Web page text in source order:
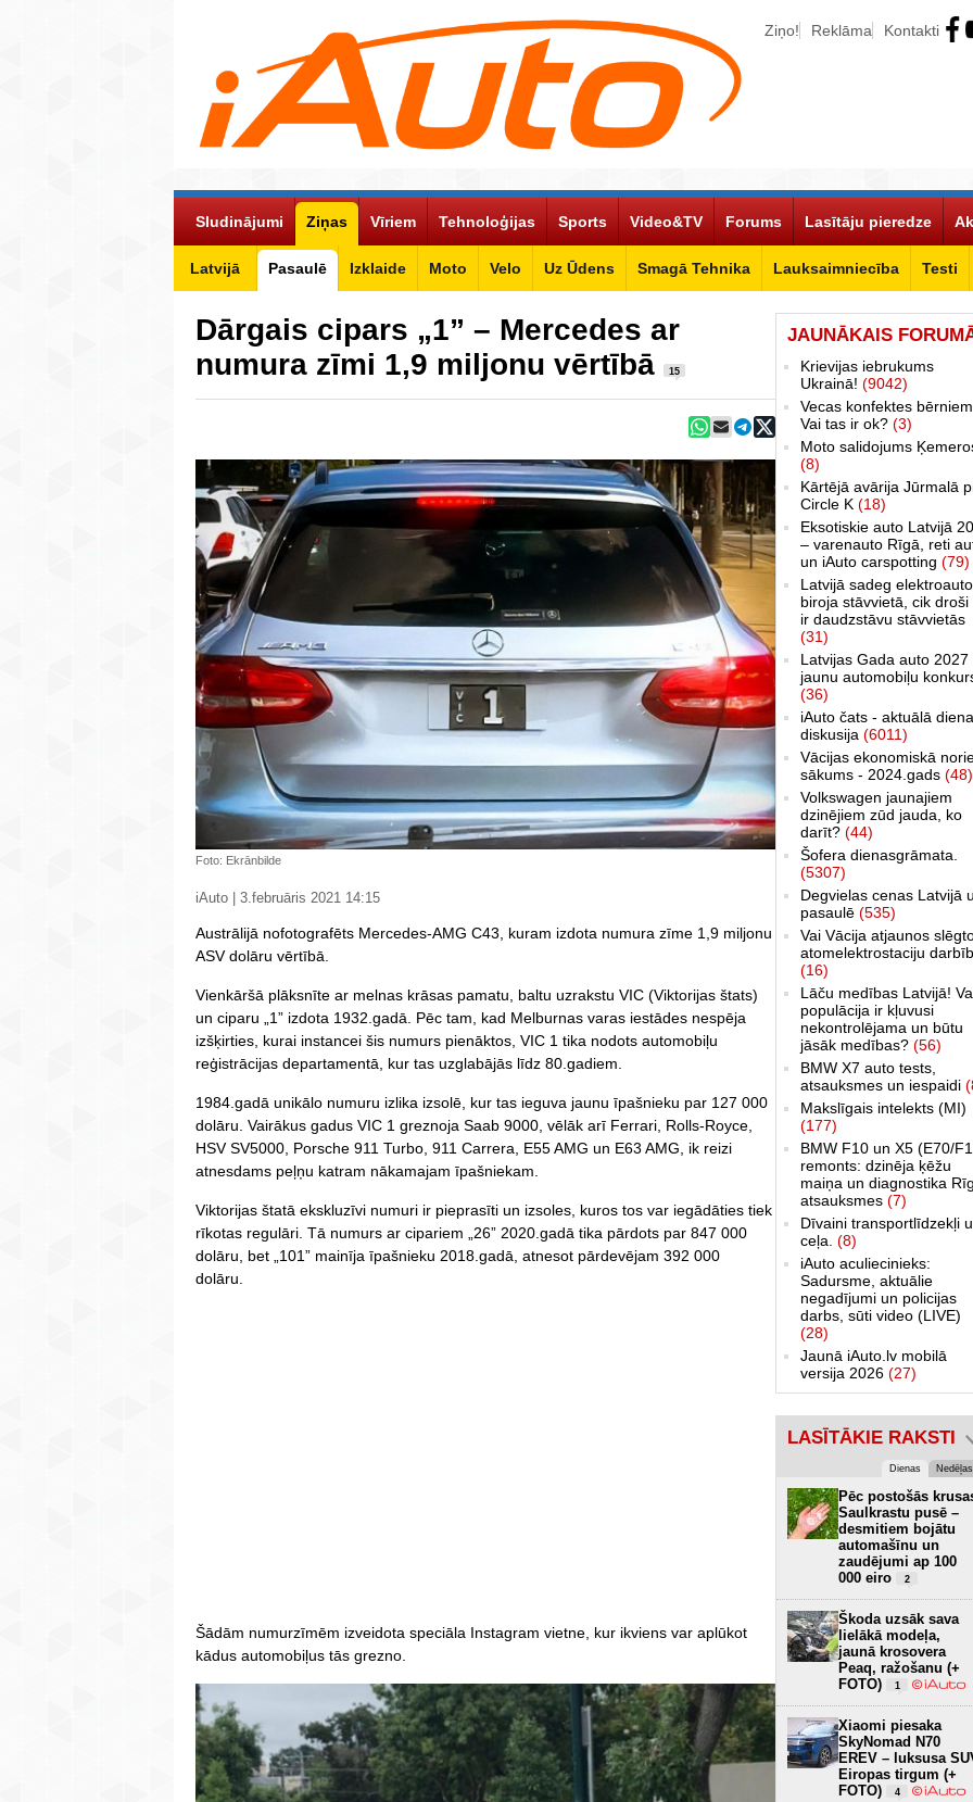
Ziņo! Reklāma Kontakti
Sludinājumi Ziņas
Latvijā Pasaulē Izklaide Moto Velo Uz Ūdens Smagā Tehnika Lauksaimniecība Testi
Vīriem Tehnoloģijas Sports Video&TV Forums Lasītāju pieredze
Dārgais cipars „1” – Mercedes ar
numura zīmi 1,9 miljonu vērtībā
15
Foto: Ekrānbilde
iAuto | 3.februāris 2021 14:15
Austrālijā nofotografēts Mercedes-AMG C43, kuram izdota numura zīme 1,9 miljonu
ASV dolāru vērtībā.
Vienkāršā plāksnīte ar melnas krāsas pamatu, baltu uzrakstu VIC (Viktorijas štats)
un ciparu „1” izdota 1932.gadā. Pēc tam, kad Melburnas varas iestādes nespēja
izšķirties, kurai instancei šis numurs pienāktos, VIC 1 tika nodots automobiļu
reģistrācijas departamentā, kur tas uzglabājās līdz 80.gadiem.
1984.gadā unikālo numuru izlika izsolē, kur tas ieguva jaunu īpašnieku par 127 000
dolāru. Vairākus gadus VIC 1 greznoja Saab 9000, vēlāk arī Ferrari, Rolls-Royce,
HSV SV5000, Porsche 911 Turbo, 911 Carrera, E55 AMG un E63 AMG, ik reizi
atnesdams peļņu katram nākamajam īpašniekam.
Viktorijas štatā ekskluzīvi numuri ir pieprasīti un izsoles, kuros tos var iegādāties tiek
rīkotas regulāri. Tā numurs ar cipariem „26” 2020.gadā tika pārdots par 847 000
dolāru, bet „101” mainīja īpašnieku 2018.gadā, atnesot pārdevējam 392 000
dolāru.
Šādām numurzīmēm izveidota speciāla Instagram vietne, kur ikviens var aplūkot
kādus automobiļus tās grezno.
JAUNĀKAIS
Krievijas iebrukums
Ukrainā! (9042)
Vecas konfektes
Vai tas ir ok? (3)
Moto salidojums
(8)
Kārtējā avārija Jūrmalā
Circle K (18)
Eksotiskie auto Latvijā
– varenauto Rīgā, reti
un iAuto carspotting (79)
Latvijā sadeg elektroauto
biroja stāvvietā, cik droši
ir daudzstāvu stāvvietās
(31)
Latvijas Gada auto 2027
jaunu automobiļu
(36)
iAuto čats - aktuālā
diskusija (6011)
Vācijas ekonomiskā
sākums - 2024.gads (48)
Volkswagen jaunajiem
dzinējiem zūd jauda, ko
darīt? (44)
Šofera dienasgrāmata.
(5307)
Degvielas cenas Latvijā
pasaulē (535)
Vai Vācija atjaunos
atomelektrostaciju
(16)
Lāču medības Latvijā!
populācija ir kļuvusi
nekontrolējama un būtu
jāsāk medības? (56)
BMW X7 auto tests,
atsauksmes un iespaidi
Makslīgais intelekts (MI)
(177)
BMW F10 un X5 (E70/
remonts: dzinēja ķēžu
maiņa un diagnostika
atsauksmes (7)
Dīvaini transportlīdzekļi
ceļa. (8)
iAuto aculiecinieks:
Sadursme, aktuālie
negadījumi un policijas
darbs, sūti video (LIVE)
(28)
Jaunā iAuto.lv mobilā
versija 2026 (27)
LASĪTĀKIE RAKSTI
Dienas Nedēļas
Pēc postošās
Saulkrastu pusē –
desmitiem bojātu
automašīnu un
zaudējumi ap 100
000 eiro
2
Škoda uzsāk sava
lielākā modeļa,
jaunā krosovera
Peaq, ražošanu (+
FOTO)
1
Xiaomi piesaka
SkyNomad N70
EREV – luksusa
Eiropas tirgum (+
FOTO)
4